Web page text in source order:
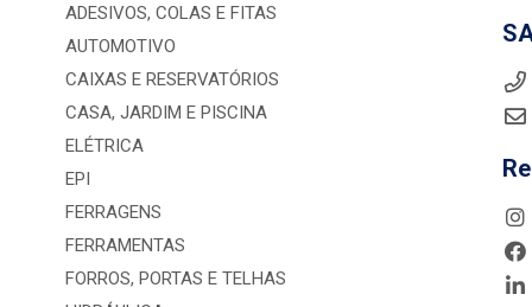
ADESIVOS, COLAS E FITAS
AUTOMOTIVO
CAIXAS E RESERVATÓRIOS
CASA, JARDIM E PISCINA
ELÉTRICA
EPI
FERRAGENS
FERRAMENTAS
FORROS, PORTAS E TELHAS